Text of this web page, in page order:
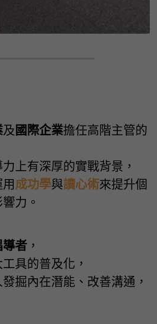
及 國際企業擔任高階主管的
上有深厚的實戰背景，
成功學與讀心術來提升個
力。
導者 ，
具的普及化，
掘內在潛能、改善溝通，